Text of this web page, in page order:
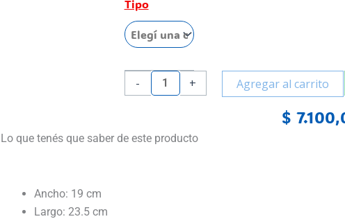
$
Lo que tenés que saber de este producto
Ancho: 19 cm
Largo: 23.5 cm
Tipo
-
50
Hojas
+
Agregar al carrito